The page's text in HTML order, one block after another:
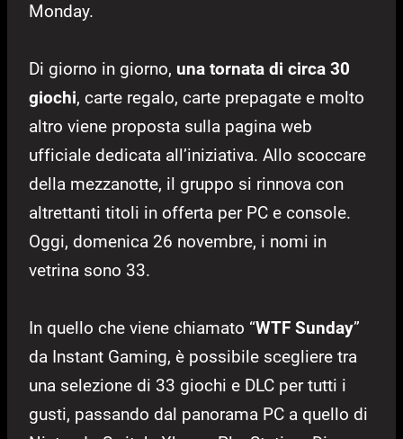
Monday.
Di giorno in giorno, una tornata di circa 30
giochi, carte regalo, carte prepagate e molto
altro viene proposta sulla pagina web
ufficiale dedicata all’iniziativa. Allo scoccare
della mezzanotte, il gruppo si rinnova con
altrettanti titoli in offerta per PC e console.
Oggi, domenica 26 novembre, i nomi in
vetrina sono 33.
In quello che viene chiamato “WTF Sunday”
da Instant Gaming, è possibile scegliere tra
una selezione di 33 giochi e DLC per tutti i
gusti, passando dal panorama PC a quello di